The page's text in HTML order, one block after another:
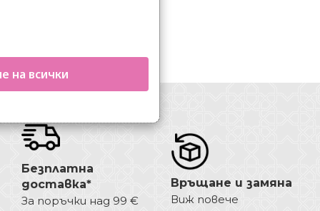
Безплатна
доставка*
За поръчки над 99 €
Връщане и замяна
Виж повече
на всички